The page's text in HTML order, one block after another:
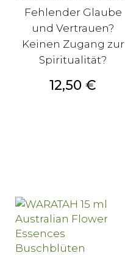
Fehlender Glaube
und Vertrauen?
Keinen Zugang zur
Spiritualität?
Preis
12,50 €